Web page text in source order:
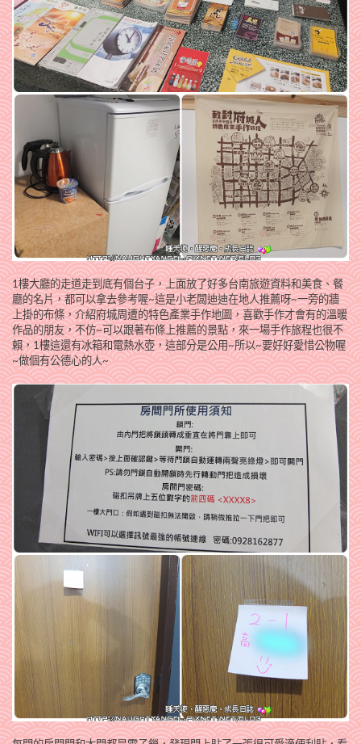
1樓大廳的走道走到底有個台子，上面放了好多台南旅遊資料和美食、餐
廳的名片，都可以拿去參考喔~這是小老闆迪迪在地人推薦呀~一旁的牆
上掛的布條，介紹府城周遭的特色產業手作地圖，喜歡手作才會有的溫暖
作品的朋友，不仿~可以跟著布條上推薦的景點，來一場手作旅程也很不
賴，1樓這還有冰箱和電熱水壺，這部分是公用~所以~要好好愛惜公物喔
~做個有公德心的人~